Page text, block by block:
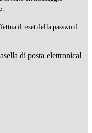
il reset della password
di posta elettronica!